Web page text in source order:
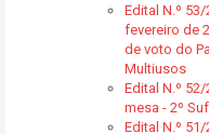
Edital N.º
fevereiro de
de voto do
Multiusos
Edital N.º
mesa - 2º
Edital N.º